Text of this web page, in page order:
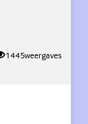
1445weergaves